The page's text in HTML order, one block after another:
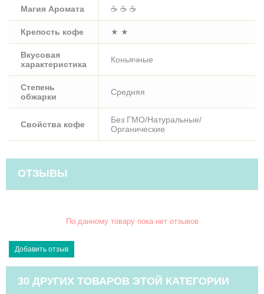
Магия Аромата ☕ ☕ ☕
Крепость кофе ★ ★
Вкусовая
характеристика
Коньячные
Степень
обжарки
Средняя
Свойства кофе
Без ГМО/Натуральные/
Органические
ОТЗЫВЫ
По данному товару пока нет отзывов
30 ДРУГИХ ТОВАРОВ ЭТОЙ КАТЕГОРИИ